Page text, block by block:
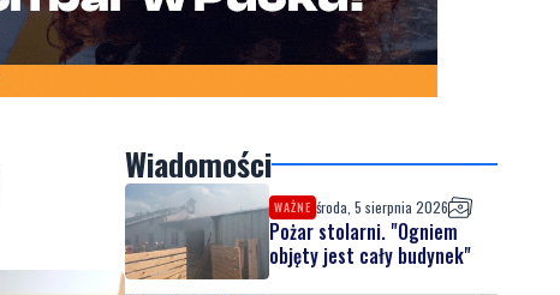
Wiadomości
WAŻNE środa, 5 sierpnia 2026
Pożar stolarni. "Ogniem
objęty jest cały budynek"